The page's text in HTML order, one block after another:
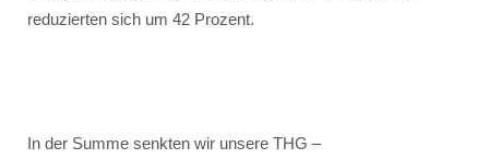
reduzierten sich um 42 Prozent.
In der Summe senkten wir unsere THG –